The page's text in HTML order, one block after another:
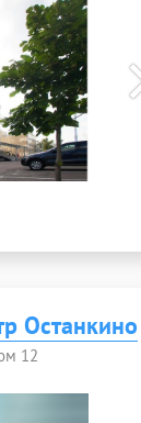
Останкино
12